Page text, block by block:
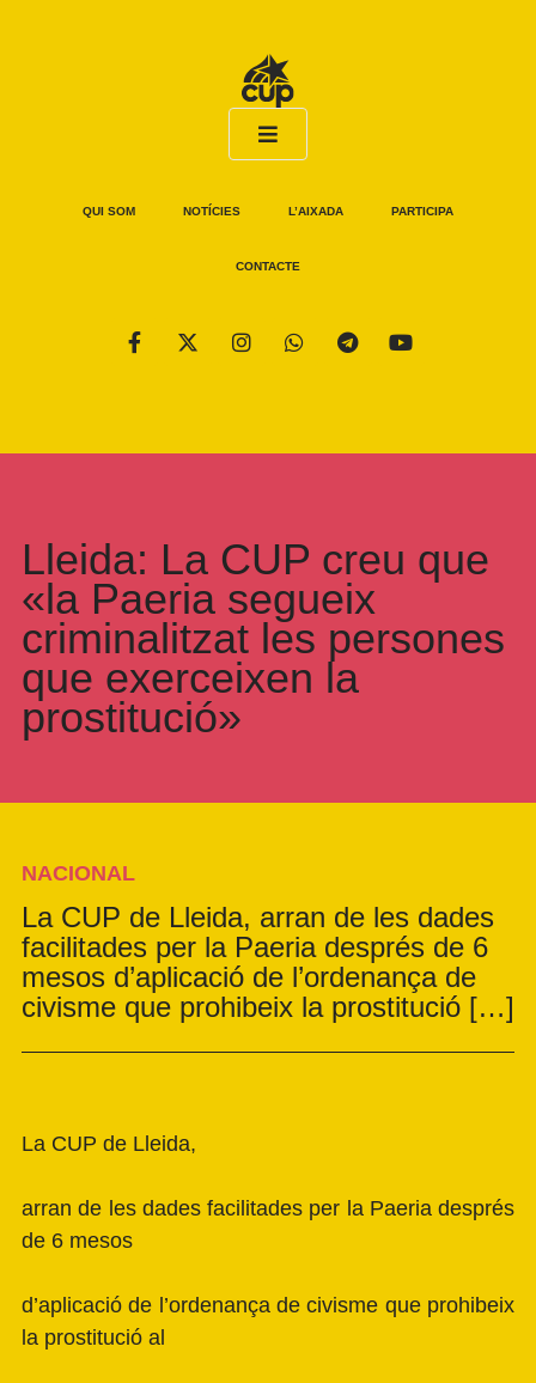
QUI SOM NOTÍCIES L’AIXADA PARTICIPA
CONTACTE
Lleida: La CUP creu que
«la Paeria segueix
criminalitzat les persones
que exerceixen la
prostitució»
NACIONAL
La CUP de Lleida, arran de les dades
facilitades per la Paeria després de 6
mesos d’aplicació de l’ordenança de
civisme que prohibeix la prostitució […]
La CUP de Lleida,
arran de les dades facilitades per la Paeria després
de 6 mesos
d’aplicació de l’ordenança de civisme que prohibeix
la prostitució al